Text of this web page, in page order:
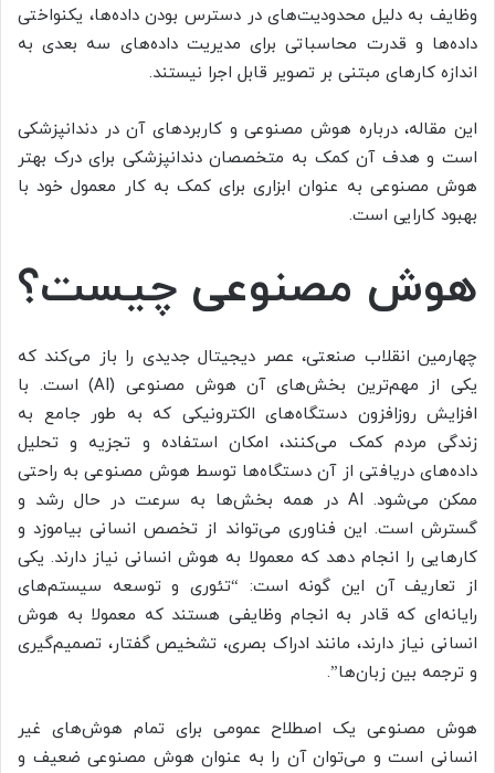
وظایف به دلیل محدودیت‌های در دسترس بودن داده‌ها، یکنواختی
داده‌ها و قدرت محاسباتی برای مدیریت داده‌های سه بعدی به
اندازه کارهای مبتنی بر تصویر قابل اجرا نیستند.
این مقاله، درباره هوش مصنوعی و کاربردهای آن در دندانپزشکی
است و هدف آن کمک به متخصصان دندانپزشکی برای درک بهتر
هوش مصنوعی به عنوان ابزاری برای کمک به کار معمول خود با
بهبود کارایی است.
هوش مصنوعی چیست؟
چهارمین انقلاب صنعتی، عصر دیجیتال جدیدی را باز می‌کند که
یکی از مهم‌ترین بخش‌های آن هوش مصنوعی (AI) است. با
افزایش روزافزون دستگاه‌های الکترونیکی که به طور جامع به
زندگی مردم کمک می‌کنند، امکان استفاده و تجزیه و تحلیل
داده‌های دریافتی از آن دستگاه‌ها توسط هوش مصنوعی به راحتی
ممکن می‌شود. AI در همه بخش‌ها به سرعت در حال رشد و
گسترش است. این فناوری می‌تواند از تخصص انسانی بیاموزد و
کارهایی را انجام دهد که معمولا به هوش انسانی نیاز دارند. یکی
از تعاریف آن این گونه است: “تئوری و توسعه سیستم‌های
رایانه‌ای که قادر به انجام وظایفی هستند که معمولا به هوش
انسانی نیاز دارند، مانند ادراک بصری، تشخیص گفتار، تصمیم‌گیری
و ترجمه بین زبان‌ها”.
هوش مصنوعی یک اصطلاح عمومی برای تمام هوش‌های غیر
انسانی است و می‌توان آن را به عنوان هوش مصنوعی ضعیف و